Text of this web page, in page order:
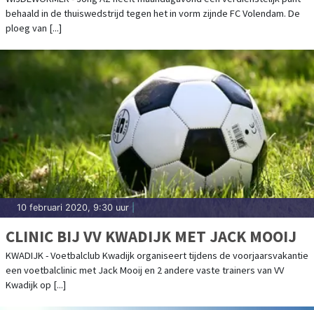
behaald in de thuiswedstrijd tegen het in vorm zijnde FC Volendam. De
ploeg van [...]
10 februari 2020, 9:30 uur
CLINIC BIJ VV KWADIJK MET JACK MOOIJ
KWADIJK - Voetbalclub Kwadijk organiseert tijdens de voorjaarsvakantie
een voetbalclinic met Jack Mooij en 2 andere vaste trainers van VV
Kwadijk op [...]